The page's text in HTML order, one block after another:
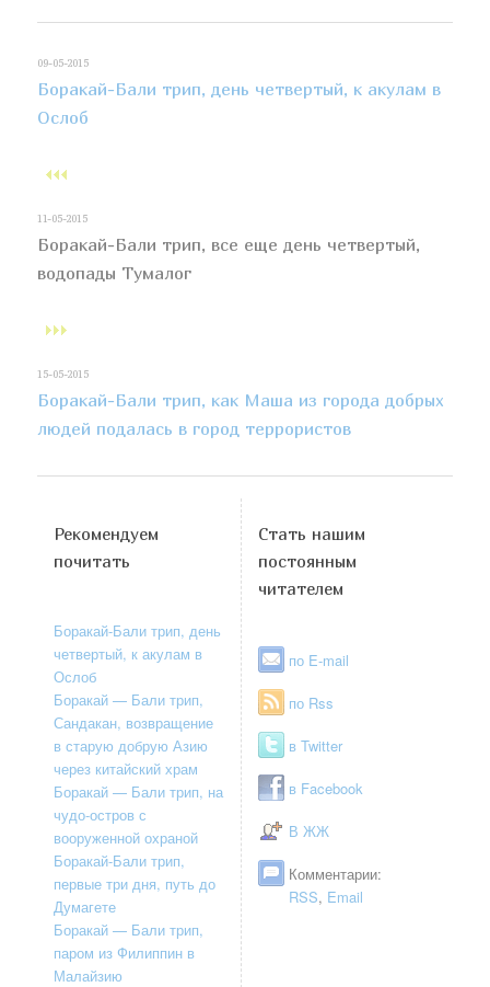
09-05-2015
Боракай-Бали трип, день четвертый, к акулам в
Ослоб
11-05-2015
Боракай-Бали трип, все еще день четвертый,
водопады Тумалог
15-05-2015
Боракай-Бали трип, как Маша из города добрых
людей подалась в город террористов
Рекомендуем
почитать
Боракай-Бали трип, день
четвертый, к акулам в
Ослоб
Боракай — Бали трип,
Сандакан, возвращение
в старую добрую Азию
через китайский храм
Боракай — Бали трип, на
чудо-остров с
вооруженной охраной
Боракай-Бали трип,
первые три дня, путь до
Думагете
Боракай — Бали трип,
паром из Филиппин в
Малайзию
Стать нашим
постоянным
читателем
по E-mail
по Rss
в Twitter
в Facebook
В ЖЖ
Комментарии:
RSS, Email